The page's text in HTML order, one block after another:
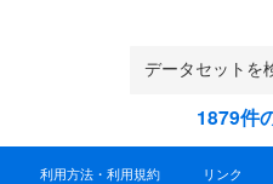
1879件
利用方法・利用規約 リンク